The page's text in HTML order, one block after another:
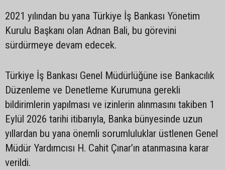
2021 yılından bu yana Türkiye İş Bankası Yönetim
Kurulu Başkanı olan Adnan Bali, bu görevini
sürdürmeye devam edecek.
Türkiye İş Bankası Genel Müdürlüğüne ise Bankacılık
Düzenleme ve Denetleme Kurumuna gerekli
bildirimlerin yapılması ve izinlerin alınmasını takiben 1
Eylül 2026 tarihi itibarıyla, Banka bünyesinde uzun
yıllardan bu yana önemli sorumluluklar üstlenen Genel
Müdür Yardımcısı H. Cahit Çınar’ın atanmasına karar
verildi.